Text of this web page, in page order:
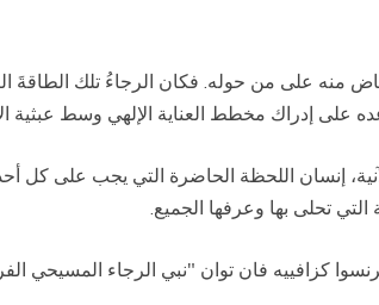
منه على من حوله. فكان الرجاءُ تلك
إنسان اللحظة الحاضرة التي يجب على كل
التي تحلى بها وعرفها الجميع.
كزافييه فان توان "نبي الرجاء المسيحي